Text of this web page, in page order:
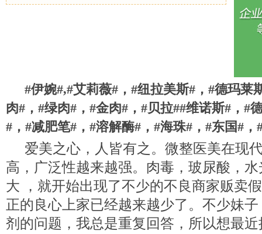
#伊婉#,#艾莉薇#，#纽拉美斯#，#德玛莱
肉#，#绿肉#，#金肉#，#贝拉##维诺斯#，#
#，#减肥笔#，#溶解酶#，#海珠#，#东国#，
爱美之心，人皆有之。微整医美在现
高，广泛性越来越强。肉毒，玻尿酸，
大 ，就开始出现了不少的不良商家贩卖
正的良心上家已经越来越少了。不少妹
剂的问题，我总是重复回答，所以想最